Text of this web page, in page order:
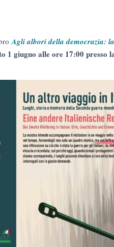
Agli albori della democrazia:
1 giugno alle ore 17:00 presso